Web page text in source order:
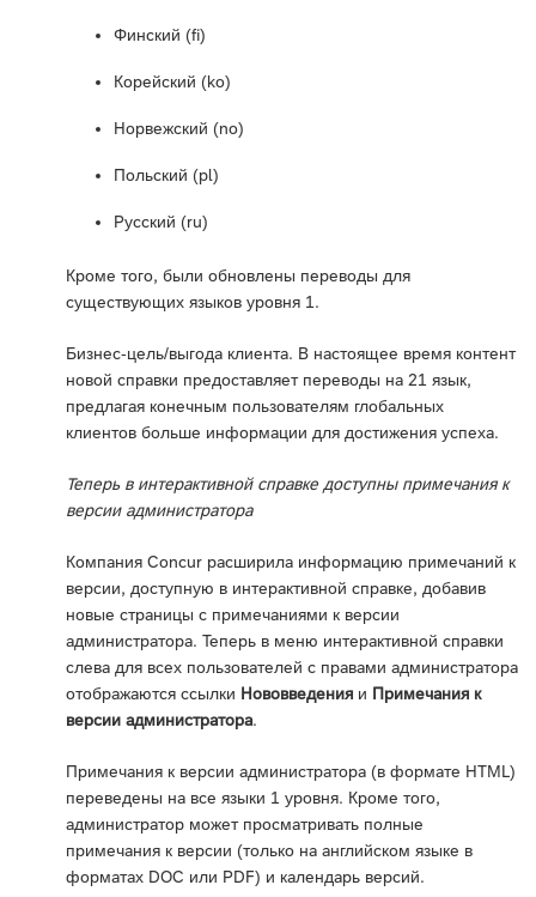
Финский (fi)
Корейский (ko)
Норвежский (no)
Польский (pl)
Русский (ru)
Кроме того, были обновлены переводы для
существующих языков уровня 1.
Бизнес-цель/выгода клиента. В настоящее время контент
новой справки предоставляет переводы на 21 язык,
предлагая конечным пользователям глобальных
клиентов больше информации для достижения успеха.
Теперь в интерактивной справке доступны примечания к
версии администратора
Компания Concur расширила информацию примечаний к
версии, доступную в интерактивной справке, добавив
новые страницы с примечаниями к версии
администратора. Теперь в меню интерактивной справки
слева для всех пользователей с правами администратора
отображаются ссылки Нововведения и Примечания к
версии администратора.
Примечания к версии администратора (в формате HTML)
переведены на все языки 1 уровня. Кроме того,
администратор может просматривать полные
примечания к версии (только на английском языке в
форматах DOC или PDF) и календарь версий.